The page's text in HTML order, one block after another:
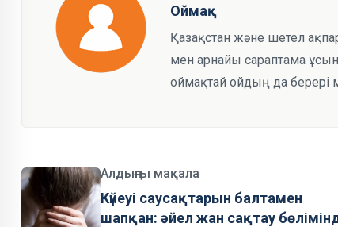
Оймақ
Қазақстан және шетел
мен арнайы сараптама
оймақтай ойдың да берері
Алдыңғы мақала
Күйеуі саусақтарын балтамен
шапқан: әйел жан сақтау